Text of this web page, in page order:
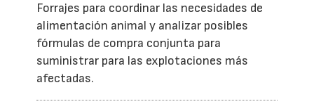
Forrajes para coordinar las necesidades de
alimentación animal y analizar posibles
fórmulas de compra conjunta para
suministrar para las explotaciones más
afectadas.